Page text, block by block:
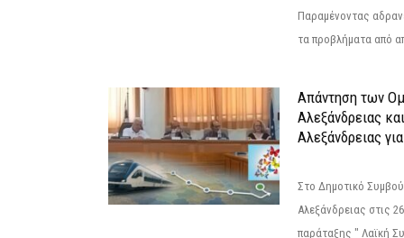
Παραμένοντας
τα προβλήματα από
Απάντηση των
Αλεξάνδρειας
Αλεξάνδρειας
Στο Δημοτικό
Αλεξάνδρειας στις
παράταξης " Λαϊκή